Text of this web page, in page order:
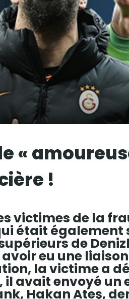
«
!
victimes de la
était également
de
eu une
la victime a
il avait envoyé
Hakan Ateş,